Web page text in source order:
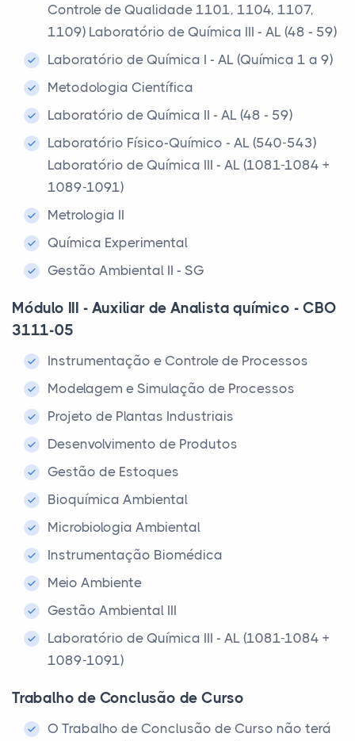
Controle de Qualidade 1101, 1104, 1107,
1109) Laboratório de Química III - AL (48 - 59)
Laboratório de Química I - AL (Química 1 a 9)
Metodologia Científica
Laboratório de Química II - AL (48 - 59)
Laboratório Físico-Químico - AL (540-543)
Laboratório de Química III - AL (1081-1084 +
1089-1091)
Metrologia II
Química Experimental
Gestão Ambiental II - SG
Módulo III - Auxiliar de Analista químico - CBO
3111-05
Instrumentação e Controle de Processos
Modelagem e Simulação de Processos
Projeto de Plantas Industriais
Desenvolvimento de Produtos
Gestão de Estoques
Bioquímica Ambiental
Microbiologia Ambiental
Instrumentação Biomédica
Meio Ambiente
Gestão Ambiental III
Laboratório de Química III - AL (1081-1084 +
1089-1091)
Trabalho de Conclusão de Curso
O Trabalho de Conclusão de Curso não terá